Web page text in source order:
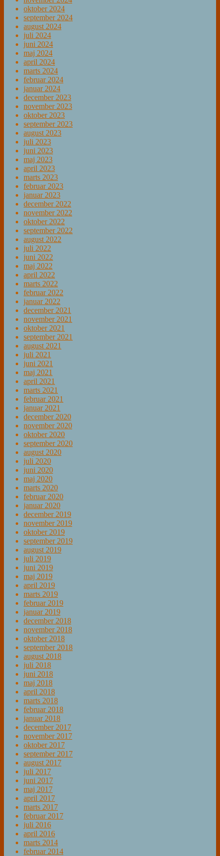
oktober 2024
september 2024
august 2024
juli 2024
juni 2024
maj 2024
april 2024
marts 2024
februar 2024
januar 2024
december 2023
november 2023
oktober 2023
september 2023
august 2023
juli 2023
juni 2023
maj 2023
april 2023
marts 2023
februar 2023
januar 2023
december 2022
november 2022
oktober 2022
september 2022
august 2022
juli 2022
juni 2022
maj 2022
april 2022
marts 2022
februar 2022
januar 2022
december 2021
november 2021
oktober 2021
september 2021
august 2021
juli 2021
juni 2021
maj 2021
april 2021
marts 2021
februar 2021
januar 2021
december 2020
november 2020
oktober 2020
september 2020
august 2020
juli 2020
juni 2020
maj 2020
marts 2020
februar 2020
januar 2020
december 2019
november 2019
oktober 2019
september 2019
august 2019
juli 2019
juni 2019
maj 2019
april 2019
marts 2019
februar 2019
januar 2019
december 2018
november 2018
oktober 2018
september 2018
august 2018
juli 2018
juni 2018
maj 2018
april 2018
marts 2018
februar 2018
januar 2018
december 2017
november 2017
oktober 2017
september 2017
august 2017
juli 2017
juni 2017
maj 2017
april 2017
marts 2017
februar 2017
juli 2016
april 2016
marts 2014
februar 2014